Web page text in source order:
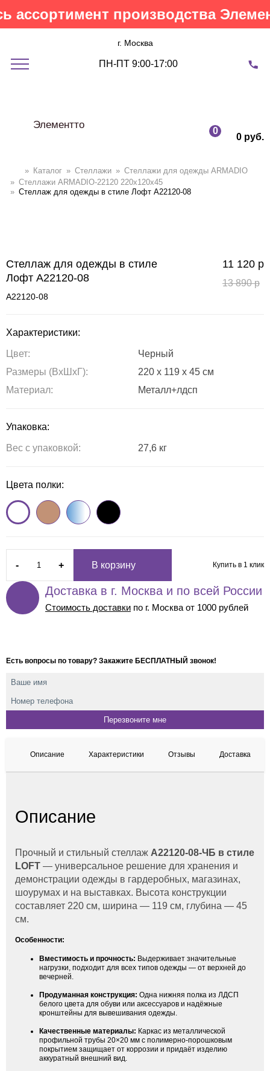
производства
г. Москва
ПН-ПТ 9:00-17:00
Элементто
0
0 руб.
» Каталог » Стеллажи » Cтеллажи для одежды ARMADIO
» Стеллажи ARMADIO-22120 220х120х45
» Стеллаж для одежды в стиле Лофт A22120-08
Стеллаж для одежды в стиле
Лофт A22120-08
A22120-08
11 120 р
13 890р
Характеристики:
Цвет:
Черный
Размеры (ВxШxГ):
220 x 119 x 45 см
Материал:
Металл+лдсп
Упаковка:
Вес с упаковкой: 27,6 кг
Цвета полки:
- + В корзину Купить в 1 клик
Доставка в г. Москва и по всей России
Стоимость доставки по г. Москва от 1000 рублей
Есть вопросы по товару? Закажите БЕСПЛАТНЫЙ звонок!
Описание Характеристики Отзывы Доставка
Описание
Прочный и стильный стеллаж A22120-08-ЧБ в стиле
LOFT — универсальное решение для хранения и
демонстрации одежды в гардеробных, магазинах,
шоурумах и на выставках. Высота конструкции
составляет 220 см, ширина — 119 см, глубина — 45
см.
Особенности:
Вместимость и прочность: Выдерживает значительные
нагрузки, подходит для всех типов одежды — от верхней до
вечерней.
Продуманная конструкция: Одна нижняя полка из ЛДСП
белого цвета для обуви или аксессуаров и надёжные
кронштейны для вывешивания одежды.
Качественные материалы: Каркас из металлической
профильной трубы 20×20 мм с полимерно-порошковым
покрытием защищает от коррозии и придаёт изделию
аккуратный внешний вид.